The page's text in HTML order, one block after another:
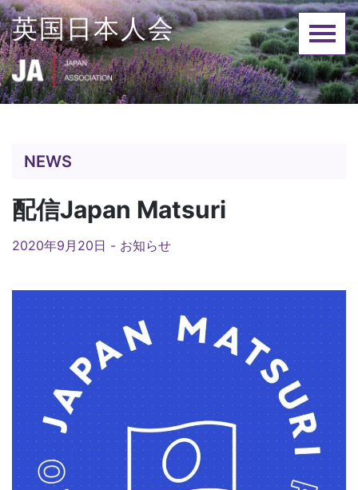
Skip
to
content
英国日本人会
NEWS
配信Japan Matsuri
2020年9月20日 - お知らせ